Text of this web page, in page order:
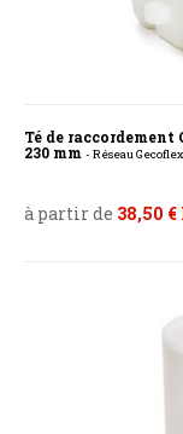
Té de raccordement
230 mm - Réseau Gecoflex
à partir de 38,50 €